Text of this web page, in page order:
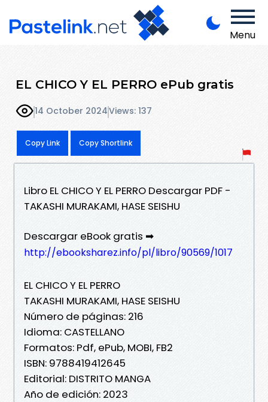
Menu
EL CHICO Y EL PERRO ePub gratis
14 October 2024Views: 137
Copy Link Copy Shortlink
Libro EL CHICO Y EL PERRO Descargar PDF -
TAKASHI MURAKAMI, HASE SEISHU
Descargar eBook gratis ➡
http://ebooksharez.info/pl/libro/90569/1017
EL CHICO Y EL PERRO
TAKASHI MURAKAMI, HASE SEISHU
Número de páginas: 216
Idioma: CASTELLANO
Formatos: Pdf, ePub, MOBI, FB2
ISBN: 9788419412645
Editorial: DISTRITO MANGA
Año de edición: 2023